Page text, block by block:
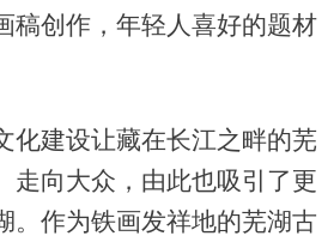
稿创作，年轻人喜好的题材
建设让藏在长江之畔的芜
走向大众，由此也吸引了更
。作为铁画发祥地的芜湖古